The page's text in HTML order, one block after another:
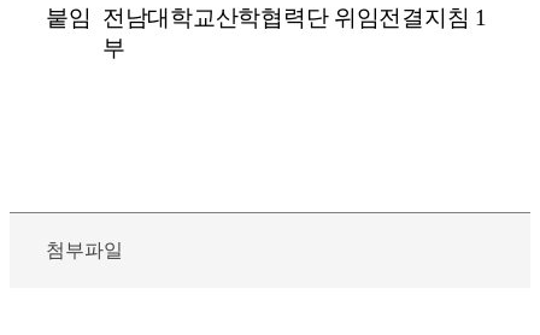
붙임 전남대학교산학협력단 위임전결지침 1
부
첨부파일